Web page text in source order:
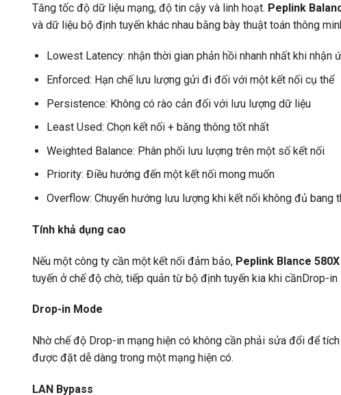
Tăng tốc độ dữ liệu mạng, độ tin cậy và linh hoạt. Peplink
và dữ liệu bộ định tuyến khác nhau bằng bày thuật toán thông
Lowest Latency: nhận thời gian phản hồi nhanh nhất khi nhận
Enforced: Hạn chế lưu lượng gửi đi đối với một kết nối cụ thể
Persistence: Không có rào cản đối với lưu lượng dữ liệu
Least Used: Chọn kết nối + băng thông tốt nhất
Weighted Balance: Phân phối lưu lượng trên một số kết nối
Priority: Điều hướng đến một kết nối mong muốn
Overflow: Chuyển hướng lưu lượng khi kết nối không đủ bang
Tính khả dụng cao
Nếu một công ty cần một kết nối đảm bảo, Peplink Blance 580X
tuyến ở chế độ chờ, tiếp quản từ bộ định tuyến kia khi cầnDrop-
Drop-in Mode
Nhờ chế độ Drop-in mạng hiện có không cần phải sửa đổi để
được đặt dễ dàng trong một mạng hiện có.
LAN Bypass